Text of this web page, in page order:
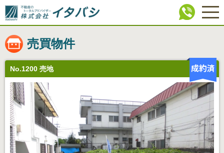
売買物件
No.1200 売地